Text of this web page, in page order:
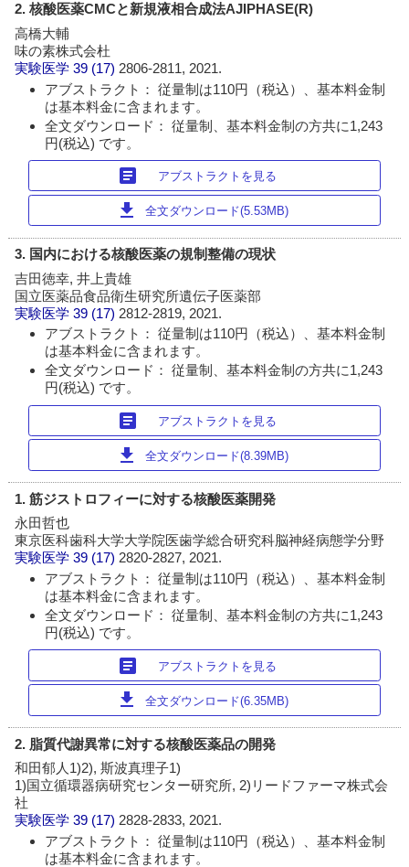
2. 核酸医薬CMCと新規液相合成法AJIPHASE(R)
高橋大輔
味の素株式会杜
実験医学 39 (17) 2806-2811, 2021.
アブストラクト： 従量制は110円（税込）、基本料金制
は基本料金に含まれます。
全文ダウンロード： 従量制、基本料金制の方共に1,243
円(税込) です。
article アブストラクトを見る
download 全文ダウンロード(5.53MB)
3. 国内における核酸医薬の規制整備の現状
吉田徳幸, 井上貴雄
国立医薬品食品衛生研究所遺伝子医薬部
実験医学 39 (17) 2812-2819, 2021.
アブストラクト： 従量制は110円（税込）、基本料金制
は基本料金に含まれます。
全文ダウンロード： 従量制、基本料金制の方共に1,243
円(税込) です。
article アブストラクトを見る
download 全文ダウンロード(8.39MB)
1. 筋ジストロフィーに対する核酸医薬開発
永田哲也
東京医科歯科大学大学院医歯学総合研究科脳神経病態学分野
実験医学 39 (17)2820-2827, 2021.
アブストラクト： 従量制は110円（税込）、基本料金制
は基本料金に含まれます。
全文ダウンロード： 従量制、基本料金制の方共に1,243
円(税込) です。
article アブストラクトを見る
download 全文ダウンロード(6.35MB)
2. 脂質代謝異常に対する核酸医薬品の開発
和田郁人1)2), 斯波真理子1)
1)国立循環器病研究センター研究所, 2)リードファーマ株式会
社
実験医学 39 (17) 2828-2833, 2021.
アブストラクト： 従量制は110円（税込）、基本料金制
は基本料金に含まれます。